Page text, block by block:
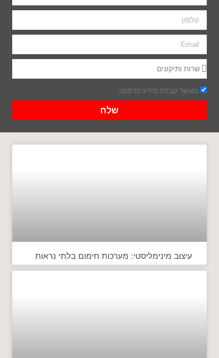
מאשר קבלת מידע פרסומי
שלח
עיצוב מינימליסטי: מערכות חימום בלתי נראות